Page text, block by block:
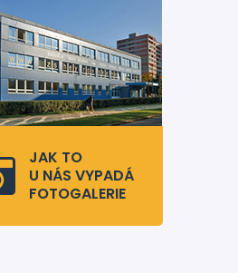
JAK TO
U NÁS VYPADÁ
FOTOGALERIE